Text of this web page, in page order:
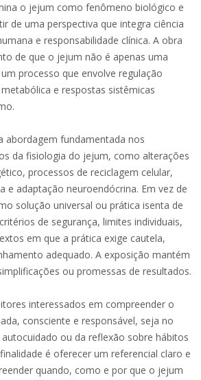
o jejum como fenômeno biológico e
de uma perspectiva que integra ciência
e responsabilidade clínica. A obra
de que o jejum não é apenas uma
processo que envolve regulação
e respostas sistêmicas
abordagem fundamentada nos
da fisiologia do jejum, como alterações
processos de reciclagem celular,
e adaptação neuroendócrina. Em vez de
solução universal ou prática isenta de
de segurança, limites individuais,
em que a prática exige cautela,
adequado. A exposição mantém
ou promessas de resultados.
interessados em compreender o
consciente e responsável, seja no
ou da reflexão sobre hábitos
é oferecer um referencial claro e
quando, como e por que o jejum